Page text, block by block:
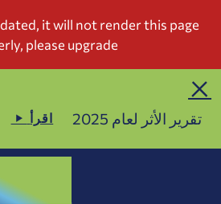
تقرير الأثر لعام 2025 اقرأ